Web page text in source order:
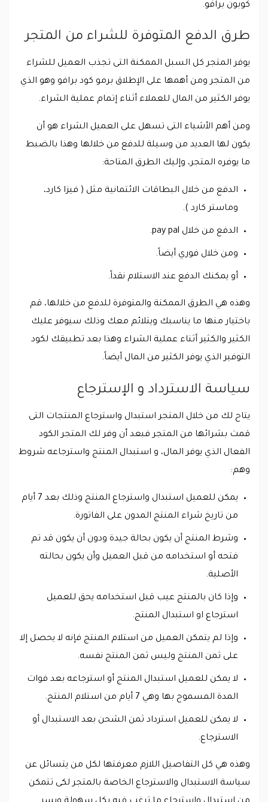
كوبون برافو.
طرق الدفع المتوفرة للشراء من المتجر
يوفر المتجر كل السبل الممكنة التى تجذب العميل للشراء
من المتجر ومن أهمها على الإطلاق برمو كود برافو وهو الذي
يوفر الكثير من المال للعملاء أثناء إتمام عملية الشراء.
ومن أهم الأشياء التى تسهل على العميل الشراء هو أن
يكون لها العديد من وسيلة للدفع من خلالها وهذا بالضبط
ما يوفره المتجر، وإليك الطرق المتاحة:
الدفع من خلال البطاقات الائتمانية مثل ( فيزا كارد،
وماستر كارد ).
الدفع من خلال pay pal.
ومن خلال فوري أيضاً.
أو يمكنك الدفع عند الاستلام نقداً.
وهذه هي الطرق الممكنة والمتوفرة للدفع من خلالها، قم
باختيار منها ما يناسبك ويتلائم معك وذلك سيوفر عليك
الكثير والكثير أثناء عملية الشراء وهذا بعد تطبيقك لكود
التوفير الذي يوفر الكثير من المال أيضاً.
سياسة الاسترداد و الإسترجاع
يتاح لك من خلال المتجر استبدال واسترجاع المنتجات التى
قمت بشرائها من المتجر فبعد أن وفر لك المتجر الكود
الفعال الذي يوفر المال، و استبدال المنتج واسترجاعه شروط
وهم:
يمكن للعميل استبدال واسترجاع المنتج وذلك بعد 7 أيام
من تاريخ شراء المنتج المدون على الفاتورة.
وشرط المنتج أن يكون بحالة جيدة ودون أن يكون قد تم
فتحه أو استخدامه من قبل العميل وأن يكون بحالته
الأصلية.
وإذا كان بالمنتج عيب قبل استخدامه يحق للعميل
استرجاع او استبدال المنتج.
وإذا لم يتمكن العميل من استلام المنتج فإنه لا يحصل إلا
على ثمن المنتج وليس ثمن المنتج نفسه.
لا يمكن للعميل استبدال المنتج أو استرجاعه بعد فوات
المدة المسموح بها وهي 7 أيام من استلام المنتج.
لا يمكن للعميل استرداد ثمن الشحن بعد الاستبدال أو
الاسترجاع.
وهذه هي كل التفاصيل اللازم معرفتها لكل من يتسائل عن
سياسة الاستبدال والاسترجاع الخاصة بالمتجر لكى تتمكن